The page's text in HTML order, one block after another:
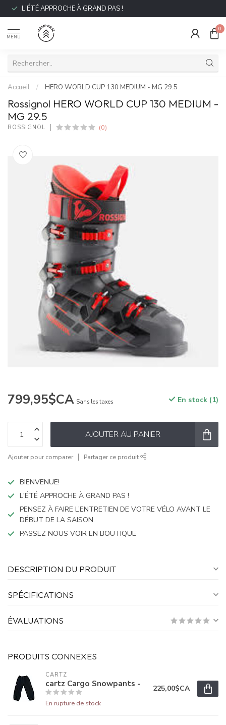
L'ÉTÉ APPROCHE À GRAND PAS !
MENU
0
Accueil / HERO WORLD CUP 130 MEDIUM - MG 29.5
Rossignol HERO WORLD CUP 130 MEDIUM -
MG 29.5
ROSSIGNOL (0)
799,95$CA Sans les taxes En stock (1)
AJOUTER AU PANIER
Ajouter pour comparer Partager ce produit
BIENVENUE!
L'ÉTÉ APPROCHE À GRAND PAS !
PENSEZ À FAIRE L’ENTRETIEN DE VOTRE VÉLO AVANT LE
DÉBUT DE LA SAISON.
PASSEZ NOUS VOIR EN BOUTIQUE
DESCRIPTION DU PRODUIT
SPÉCIFICATIONS
ÉVALUATIONS
PRODUITS CONNEXES
CARTZ
cartz Cargo Snowpants -
En rupture de stock
225,00$CA